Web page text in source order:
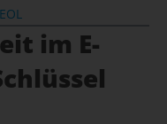
im E-